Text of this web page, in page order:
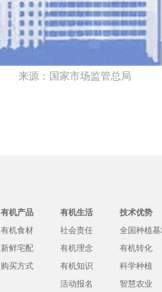
来源：国家市场监管总局
有机产品
有机食材
新鲜宅配
购买方式
有机生活
社会责任
有机理念
有机知识
活动报名
技术优势
全国种植
有机转化
科学种植
智慧农业